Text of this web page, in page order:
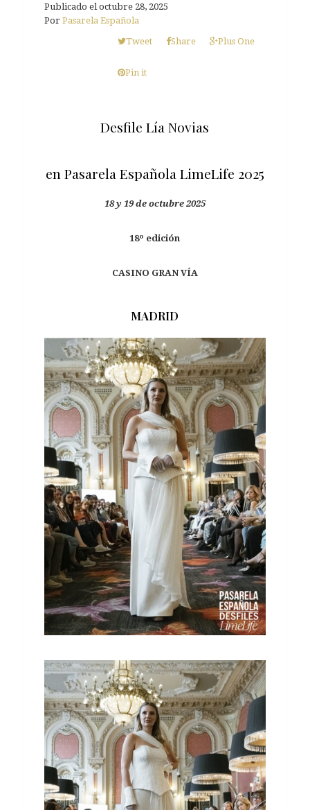
Publicado el octubre 28, 2025
Por Pasarela Española
Tweet
Share Plus One
Pin it
Desfile Lía Novias
en Pasarela Española LimeLife 2025
18 y 19 de octubre 2025
18º edición
CASINO GRAN VÍA
MADRID